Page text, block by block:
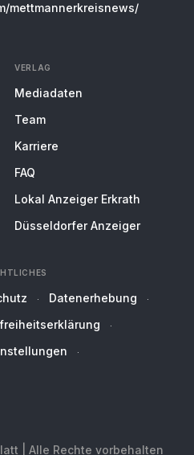
mettmannerkreisnews/
VERLAG
Mediadaten
Team
Karriere
FAQ
Lokal Anzeiger Erkrath
Düsseldorfer Anzeiger
Datenerhebung
| Alle Rechte vorbehalten